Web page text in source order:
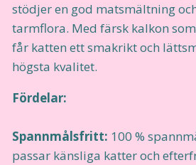
stödjer en god matsmältning
tarmflora. Med färsk kalkon
får katten ett smakrikt och
högsta kvalitet.
Fördelar:
Spannmålsfritt: 100 %
passar känsliga katter och